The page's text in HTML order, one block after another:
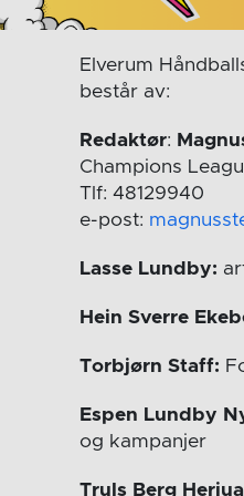
Elverum
består av:
Redaktør:
Champions
Tlf: 48129940
e-post:
Lasse Lundby:
Hein Sverre
Torbjørn Staff:
Espen Lundby
og kampanjer
Truls Berg